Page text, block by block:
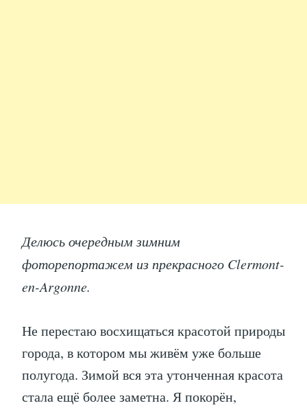
Делюсь очередным зимним
фоторепортажем из прекрасного Clermont-
en-Argonne.
Не перестаю восхищаться красотой природы
города, в котором мы живём уже больше
полугода. Зимой вся эта утонченная красота
стала ещё более заметна. Я покорён,